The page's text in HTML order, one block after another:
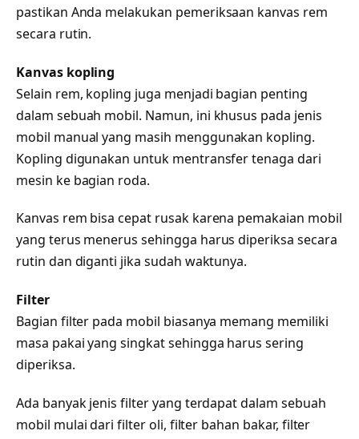
pastikan Anda melakukan pemeriksaan kanvas rem
secara rutin.
Kanvas kopling
Selain rem, kopling juga menjadi bagian penting
dalam sebuah mobil. Namun, ini khusus pada jenis
mobil manual yang masih menggunakan kopling.
Kopling digunakan untuk mentransfer tenaga dari
mesin ke bagian roda.
Kanvas rem bisa cepat rusak karena pemakaian mobil
yang terus menerus sehingga harus diperiksa secara
rutin dan diganti jika sudah waktunya.
Filter
Bagian filter pada mobil biasanya memang memiliki
masa pakai yang singkat sehingga harus sering
diperiksa.
Ada banyak jenis filter yang terdapat dalam sebuah
mobil mulai dari filter oli, filter bahan bakar, filter